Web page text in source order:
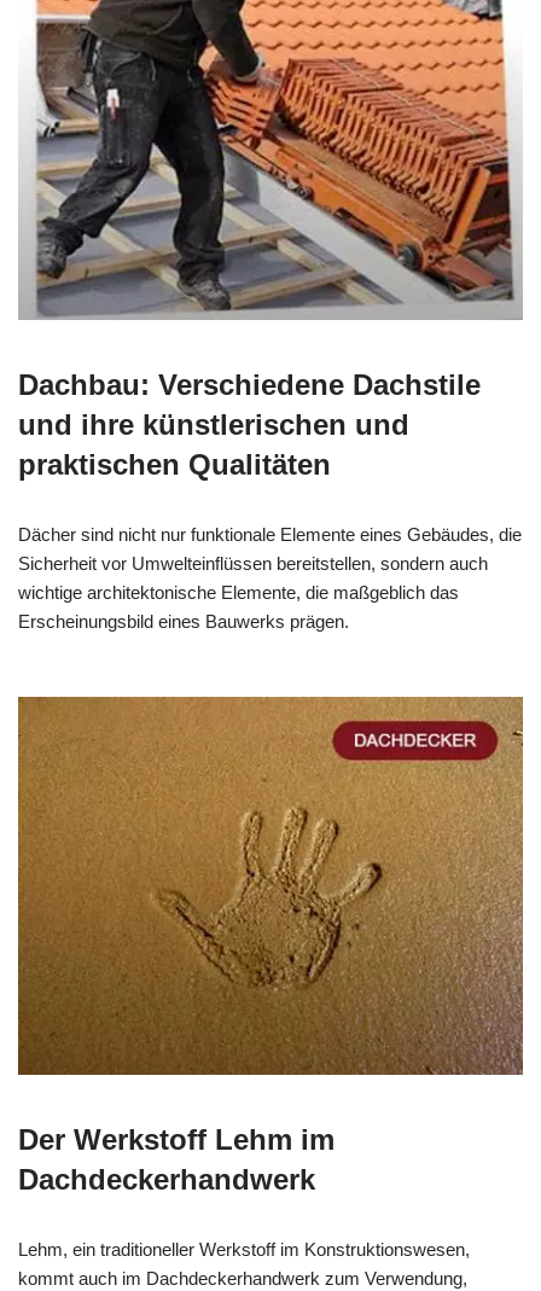
Dachbau: Verschiedene Dachstile
und ihre künstlerischen und
praktischen Qualitäten
Dächer sind nicht nur funktionale Elemente eines Gebäudes, die
Sicherheit vor Umwelteinflüssen bereitstellen, sondern auch
wichtige architektonische Elemente, die maßgeblich das
Erscheinungsbild eines Bauwerks prägen.
Der Werkstoff Lehm im
Dachdeckerhandwerk
Lehm, ein traditioneller Werkstoff im Konstruktionswesen,
kommt auch im Dachdeckerhandwerk zum Verwendung,